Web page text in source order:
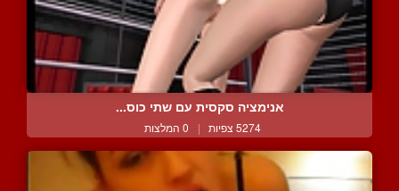
אנימציה סקסית עם שתי כוס...
5274 צפיות | 0 המלצות